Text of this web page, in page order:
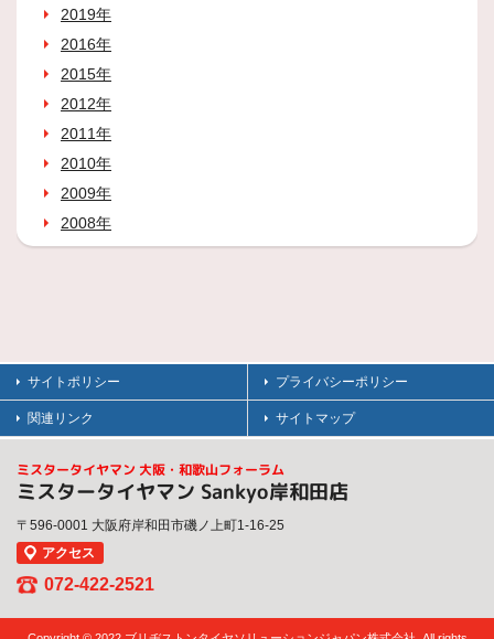
2019年
2016年
2015年
2012年
2011年
2010年
2009年
2008年
サイトポリシー プライバシーポリシー
関連リンク サイトマップ
ミスタータイヤマン 大阪・和歌山フォーラム
ミスタータイヤマン Sankyo岸和田店
〒596-0001 大阪府岸和田市磯ノ上町1-16-25
アクセス
072-422-2521